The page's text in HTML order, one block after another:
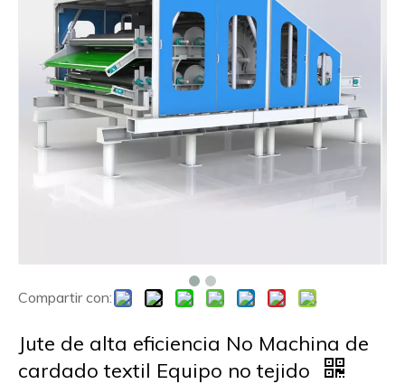
Compartir con:
Jute de alta eficiencia No Machina de
cardado textil Equipo no tejido